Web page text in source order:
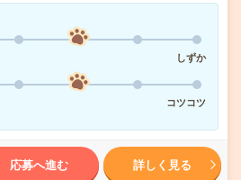
しずか
コツコツ
応募へ進む 詳しく見る